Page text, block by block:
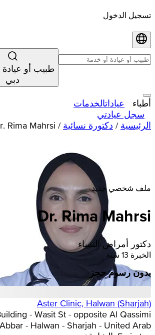
تسجيل الدخول
طبيب أو
دبي
أطباء عياداتالخدمات
سجل عيادتي
الرئيسية / دكتورة نسائية /
Rima Mahrsi
ملف شخصي جديد
Dr. Rima Mahrsi
دكتور أمراض النساء
الخبرة 13 سنة
بدون رسوم حجز
Aster Clinic, Halwan (Sharjah)
- Wasit St - opposite Al Qassimi
- Halwan - Sharjah - United Arab